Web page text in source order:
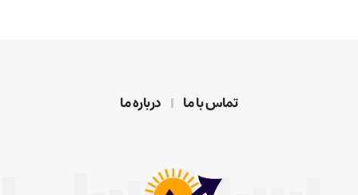
تماس با ما درباره ما